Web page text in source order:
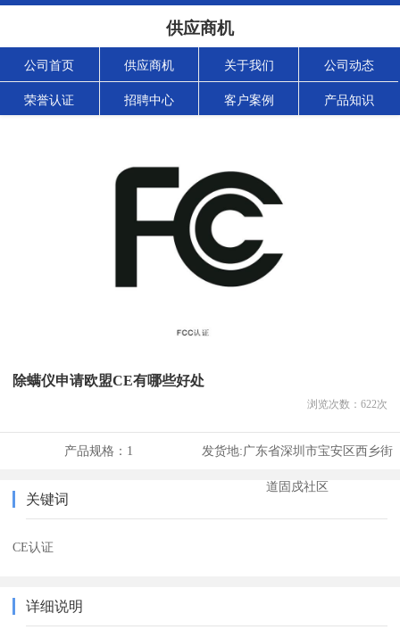
供应商机
公司首页 供应商机 关于我们 公司动态
荣誉认证 招聘中心 客户案例 产品知识
除螨仪申请欧盟CE有哪些好处
浏览次数： 622次
产品规格： 1 发货地:广东省深圳市宝安区西乡街
道固戍社区
关键词
CE认证
详细说明